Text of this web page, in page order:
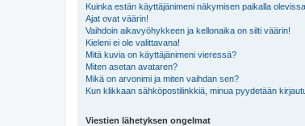
Kuinka estän käyttäjänimeni näkymisen paikalla
Ajat ovat väärin!
Vaihdoin aikavyöhykkeen ja kellonaika on silti väärin!
Kieleni ei ole valittavana!
Mitä kuvia on käyttäjänimeni vieressä?
Miten asetan avataren?
Mikä on arvonimi ja miten vaihdan sen?
Kun klikkaan sähköpostilinkkiä, minua pyydetään
Viestien lähetyksen ongelmat